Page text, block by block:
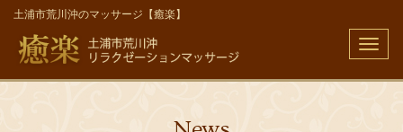
土浦市荒川沖のマッサージ【癒楽】
メ
ニ
ュ